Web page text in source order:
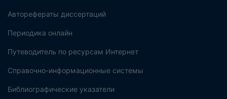
Авторефераты диссертаций
Периодика онлайн
Путеводитель по ресурсам Интернет
Справочно-информационные системы
Библиографические указатели